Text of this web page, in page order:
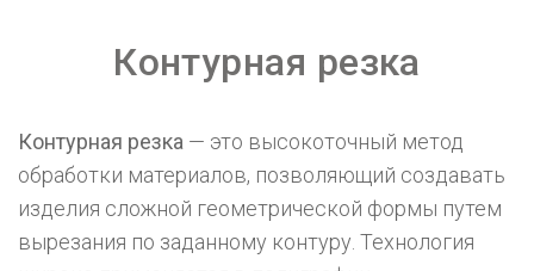
Контурная резка
Контурная резка — это высокоточный метод
обработки материалов, позволяющий создавать
изделия сложной геометрической формы путем
вырезания по заданному контуру. Технология